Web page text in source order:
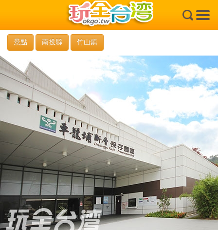
×
景點 南投縣 竹山鎮